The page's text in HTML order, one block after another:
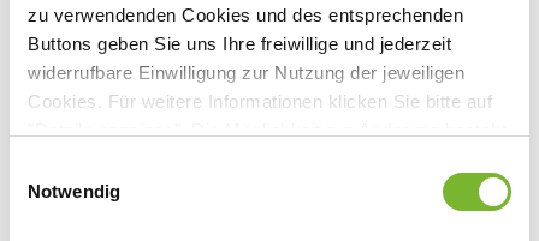
zu verwendenden Cookies und des entsprechenden
Buttons geben Sie uns Ihre freiwillige und jederzeit
widerrufbare Einwilligung zur Nutzung der jeweiligen
Cookies. Für weitere Informationen klicken Sie bitte auf
Datenschutzerklärung
Notwendig
Tersteegenstraße 3
40474 Düsseldorf
Tel:
Mail:esther.bartusch@aekno.de
Internet:www.aekno.de Rubrik Fortbildung""